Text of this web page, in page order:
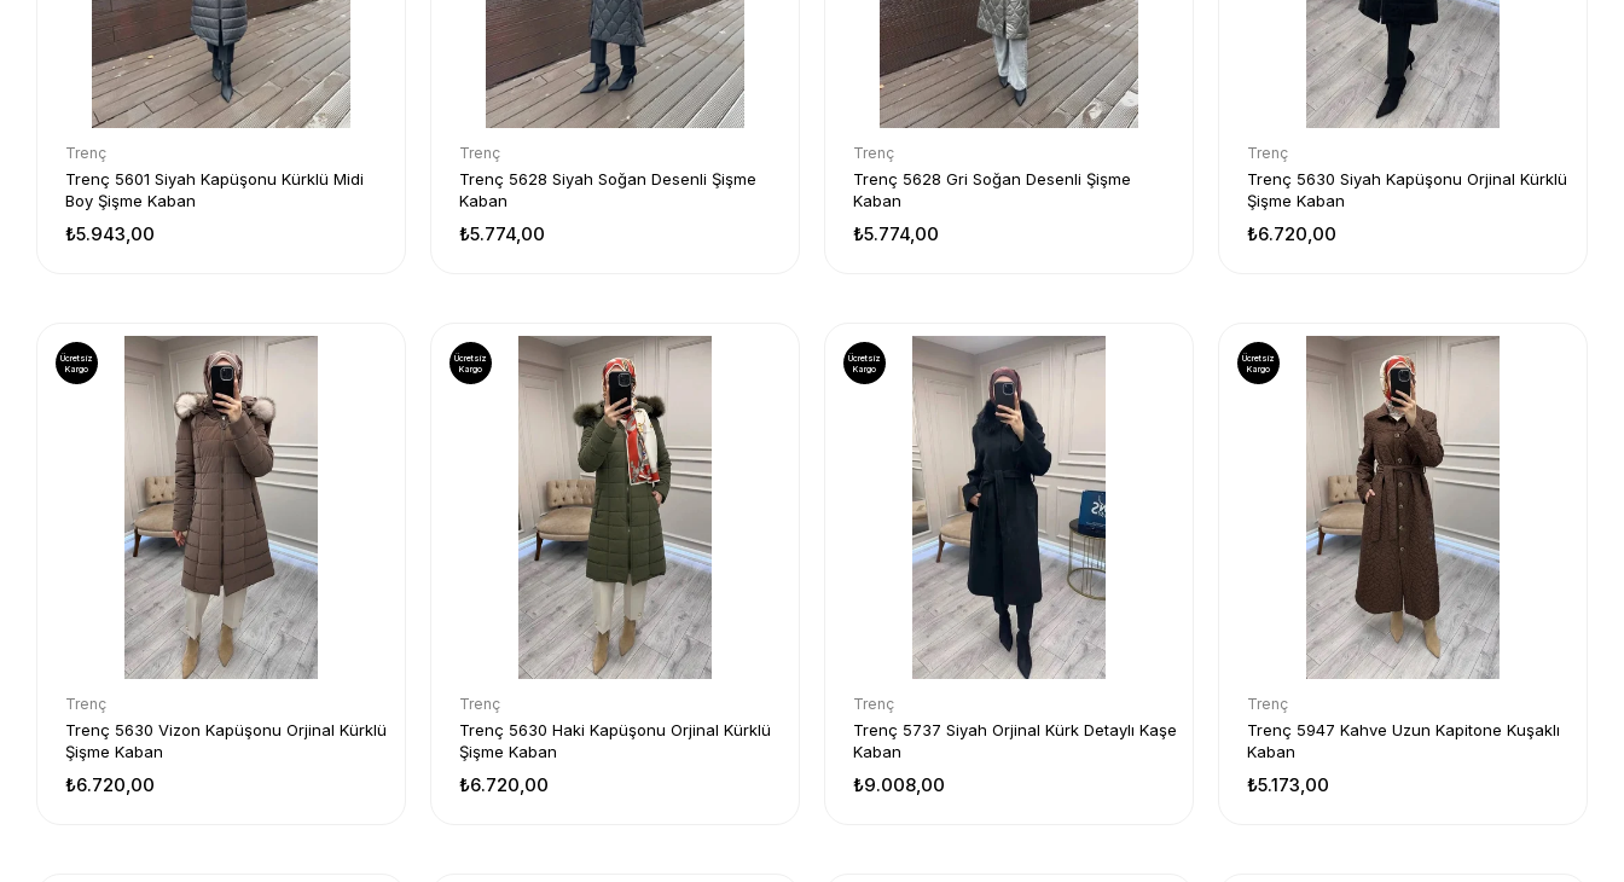
Trenç
Trenç 5601 Siyah Kapüşonu Kürklü Midi
Boy Şişme Kaban
₺5.943,00
Trenç
Trenç 5628 Siyah Soğan Desenli Şişme
Kaban
₺5.774,00
Trenç
Trenç 5628 Gri Soğan Desenli Şişme
Kaban
₺5.774,00
Trenç
Trenç 5630 Siyah Kapüşonu Orjinal Kürklü
Şişme Kaban
₺6.720,00
Trenç
Trenç 5630 Vizon Kapüşonu Orjinal Kürklü
Şişme Kaban
₺6.720,00
Ücretsiz
Kargo
Trenç
Trenç 5630 Haki Kapüşonu Orjinal Kürklü
Şişme Kaban
₺6.720,00
Ücretsiz
Kargo
Trenç
Trenç 5737 Siyah Orjinal Kürk Detaylı Kaşe
Kaban
₺9.008,00
Ücretsiz
Kargo
Trenç
Trenç 5947 Kahve Uzun Kapitone Kuşaklı
Kaban
₺5.173,00
Ücretsiz
Kargo